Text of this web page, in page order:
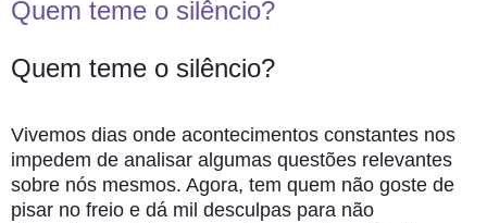
Quem teme o silêncio?
Quem teme o silêncio?
Vivemos dias onde acontecimentos constantes nos
impedem de analisar algumas questões relevantes
sobre nós mesmos. Agora, tem quem não goste de
pisar no freio e dá mil desculpas para não